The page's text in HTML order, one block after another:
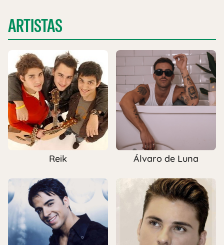
ARTISTAS
Reik Álvaro de Luna